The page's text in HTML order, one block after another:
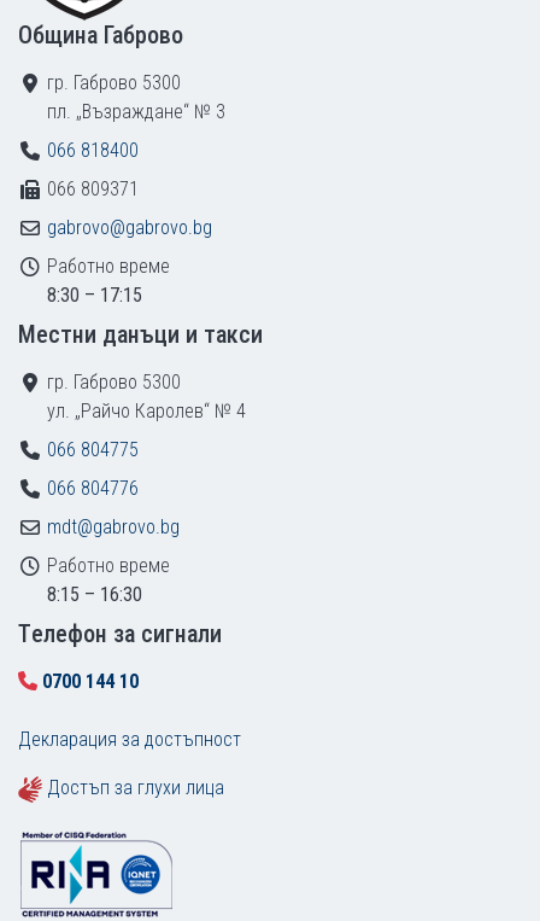
Община Габрово
гр. Габрово 5300
пл. „Възраждане“ № 3
066 818400
066 809371
gabrovo@gabrovo.bg
Работно време
8:30 – 17:15
Местни данъци и такси
гр. Габрово 5300
ул. „Райчо Каролев“ № 4
066 804775
066 804776
mdt@gabrovo.bg
Работно време
8:15 – 16:30
Tелефон за сигнали
0700 144 10
Декларация за достъпност
Достъп за глухи лица